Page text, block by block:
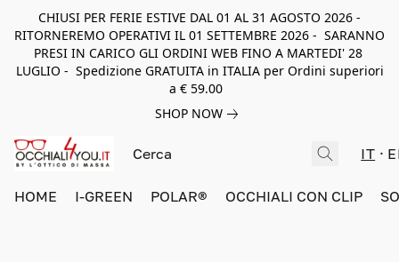
CHIUSI PER FERIE ESTIVE DAL 01 AL 31 AGOSTO 2026 -
RITORNEREMO OPERATIVI IL 01 SETTEMBRE 2026 - SARANNO
PRESI IN CARICO GLI ORDINI WEB FINO A MARTEDI' 28
LUGLIO - Spedizione GRATUITA in ITALIA per Ordini superiori
a € 59.00
SHOP NOW
IT
HOME I-GREEN POLAR® OCCHIALI CON CLIP